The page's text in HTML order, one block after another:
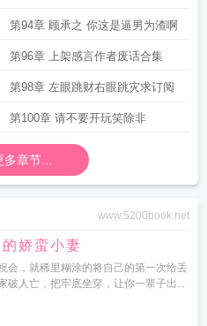
第94章 顾承之 你这是逼男为渣啊
第96章 上架感言作者废话合集
第98章 左眼跳财右眼跳灾求订阅
第100章 请不要开玩笑除非
章节...
www.5200book.net
娇蛮小妻
会，就稀里糊涂的将自己的第一次给丢
破人亡，把牢底坐穿，让你一辈子出...